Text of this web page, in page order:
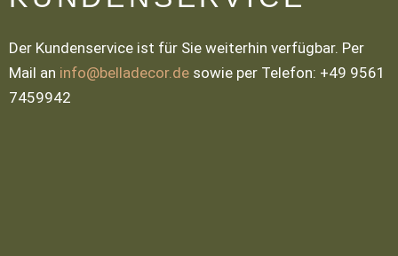
Der Kundenservice ist für Sie weiterhin verfügbar. Per
Mail an info@belladecor.de sowie per Telefon: +49 9561
7459942